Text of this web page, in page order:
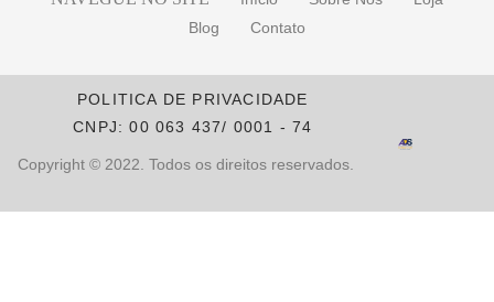
Blog
Contato
POLITICA DE PRIVACIDADE
CNPJ: 00 063 437/ 0001 - 74
Copyright © 2022. Todos os direitos reservados.